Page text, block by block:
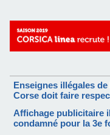
Enseignes illégales
Corse doit faire
Affichage publicitaire
condamné pour la 3e